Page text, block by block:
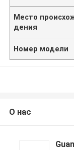
Место
дения
Номер модели
О нас